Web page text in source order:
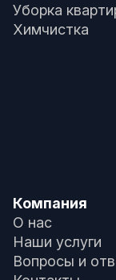
Уборка
Химчистка
Компания
О нас
Наши услуги
Вопросы и